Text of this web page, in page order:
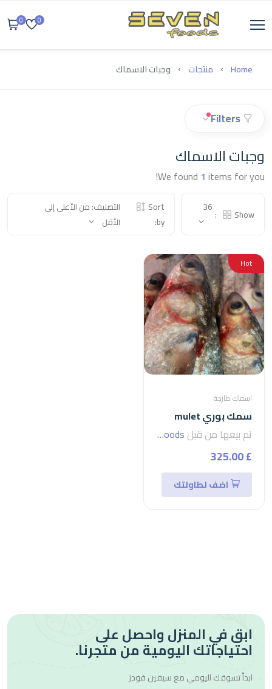
0
0
Home منتجات وجبات الاسماك
Filters
وجبات الاسماك
We found 1 items for you!
Show:
36
Sort
by:
التصنيف: من الأعلى إلى
الأقل
Hot
اسماك طازجة
سمك بوري mulet
تم بيعها من قبل seven foods
£ 325.00
اضف لطاولتك
ابق في المنزل واحصل على
احتياجاتك اليومية من متجرنا.
ابدأ تسوقك اليومي معسيفين فودز